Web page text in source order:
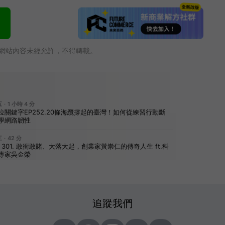
站內容未經允許，不得轉載。
追蹤我們